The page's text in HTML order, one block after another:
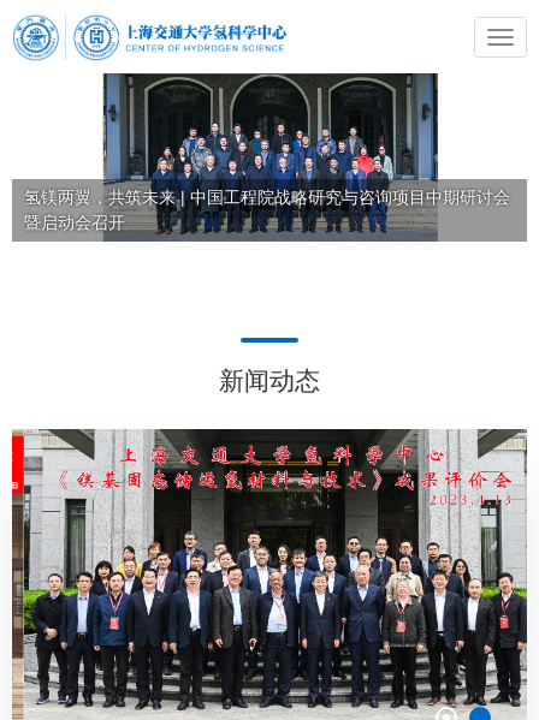
氢镁两翼，共筑未来 | 中国工程院战略研究与咨询项目中期研讨会
暨启动会召开
新闻动态